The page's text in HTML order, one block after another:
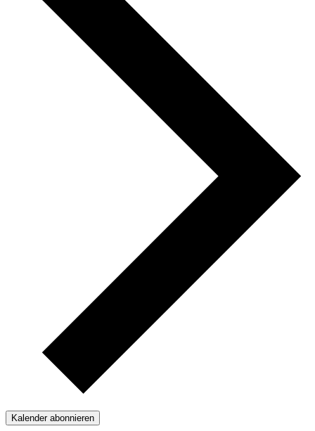
Kalender abonnieren